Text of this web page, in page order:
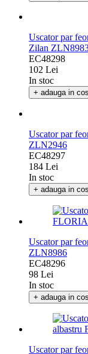
Uscator par
Zilan ZLN8983
EC48298
102 Lei
In stoc
Uscator par
ZLN2946
EC48297
184 Lei
In stoc
Uscator par
ZLN8986
EC48296
98 Lei
In stoc